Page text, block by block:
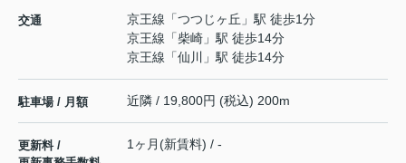
交通 京王線 「つつじヶ丘 」駅 徒歩1分
京王線 「柴崎 」駅 徒歩14分
京王線 「仙川 」駅 徒歩14分
駐車場 / 月額 近隣 / 19,800円 (税込) 200m
更新料 /
1ヶ月(新賃料) / -